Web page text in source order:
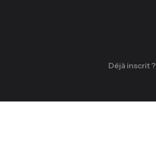
Déjà inscrit ?